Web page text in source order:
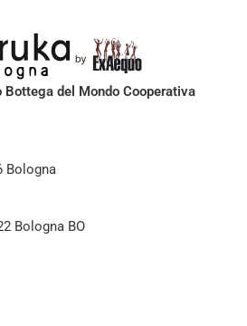
Bottega del Mondo Cooperativa
Bologna
Bologna BO